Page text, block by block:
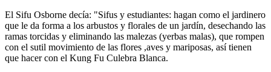
El Sifu Osborne decía: "Sifus y estudiantes: hagan como el jardinero
que le da forma a los arbustos y florales de un jardín, desechando las
ramas torcidas y eliminando las malezas (yerbas malas), que rompen
con el sutil movimiento de las flores ,aves y mariposas, así tienen
que hacer con el Kung Fu Culebra Blanca.